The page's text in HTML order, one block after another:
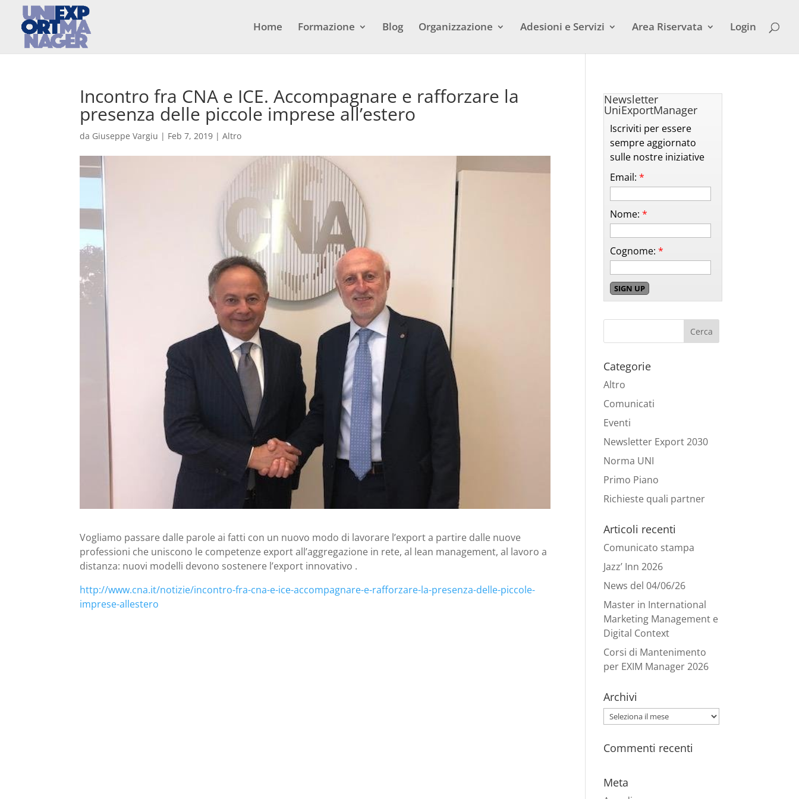
Home Formazione Blog Organizzazione Adesioni e Servizi Area Riservata Login
Incontro fra CNA e ICE. Accompagnare e rafforzare la
presenza delle piccole imprese all’estero
da Giuseppe Vargiu | Feb 7, 2019 |Altro
Vogliamo passare dalle parole ai fatti con un nuovo modo di lavorare l’export a partire dalle nuove
professioni che uniscono le competenze export all’aggregazione in rete, al lean management, al lavoro a
distanza: nuovi modelli devono sostenere l’export innovativo .
http://www.cna.it/notizie/incontro-fra-cna-e-ice-accompagnare-e-rafforzare-la-presenza-delle-piccole-
imprese-allestero
Newsletter
UniExportManager
Iscriviti per essere
sempre aggiornato
sulle nostre iniziative
Email:*
Nome:*
Cognome:*
Categorie
Altro
Comunicati
Eventi
Newsletter Export 2030
Norma UNI
Primo Piano
Richieste quali partner
Articoli recenti
Comunicato stampa
Jazz’ Inn 2026
News del 04/06/26
Master in International
Marketing Management e
Digital Context
Corsi di Mantenimento
per EXIM Manager 2026
Archivi
Archivi
Commenti recenti
Meta